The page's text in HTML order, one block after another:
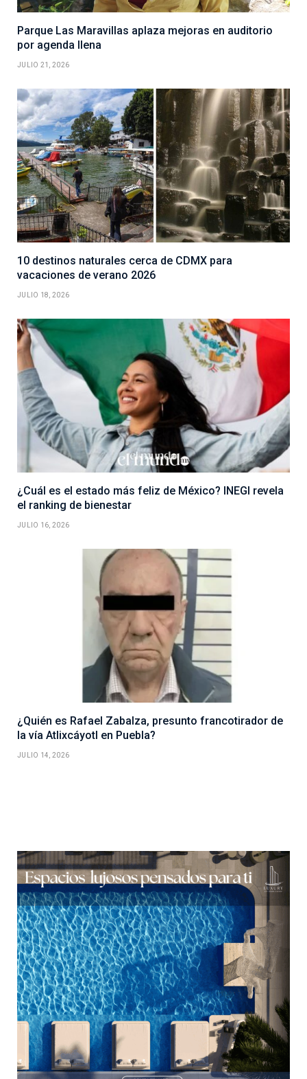
Parque Las Maravillas aplaza mejoras en auditorio
por agenda llena
JULIO 21, 2026
10 destinos naturales cerca de CDMX para
vacaciones de verano 2026
JULIO 18, 2026
¿Cuál es el estado más feliz de México? INEGI revela
el ranking de bienestar
JULIO 16, 2026
¿Quién es Rafael Zabalza, presunto francotirador de
la vía Atlixcáyotl en Puebla?
JULIO 14, 2026